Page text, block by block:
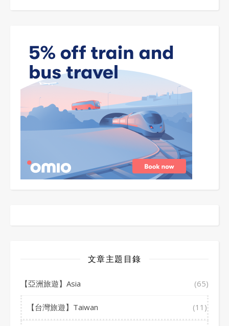
文章主題目錄
【亞洲旅遊】Asia (65)
【台灣旅遊】Taiwan (11)